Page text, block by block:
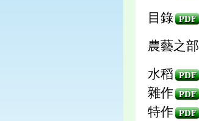
目錄 PDF
農藝之部
水稻 PDF
雜作 PDF
特作 PDF